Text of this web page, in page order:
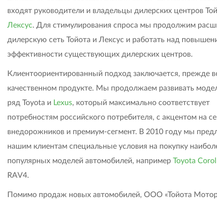
входят руководители и владельцы дилерских центров
Лексус. Для стимулирования спроса мы продолжим
дилерскую сеть Тойота и Лексус и работать над
эффективности существующих дилерских центров.
Клиентоориентированный подход заключается, прежде
качественном продукте. Мы продолжаем развивать
ряд Toyota и Lexus, который максимально соответствует
потребностям российского потребителя, с акцентом на
внедорожников и премиум-сегмент. В 2010 году мы
нашим клиентам специальные условия на покупку
популярных моделей автомобилей, например Toyota
RAV4.
Помимо продаж новых автомобилей, ООО «Тойота